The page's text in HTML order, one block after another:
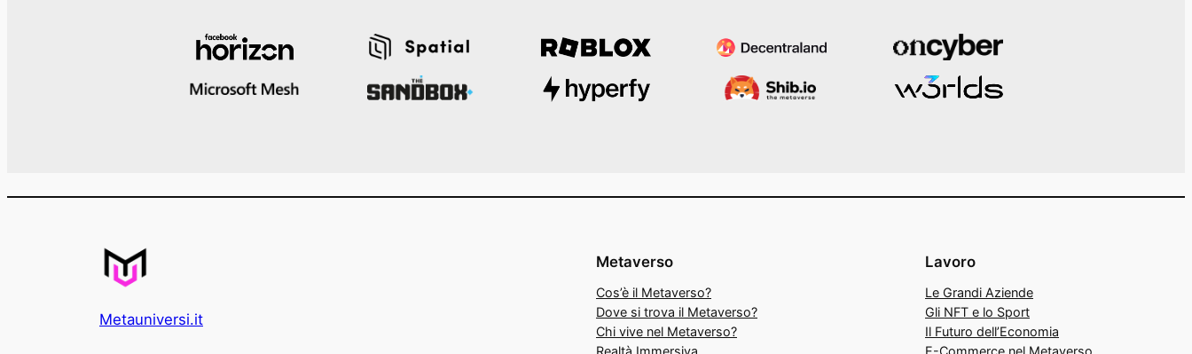
Metauniversi.it
Metaverso
Cos’è il Metaverso?
Dove si trova il Metaverso?
Chi vive nel Metaverso?
Lavoro
Le Grandi Aziende
Gli NFT e lo Sport
Il Futuro dell’Economia